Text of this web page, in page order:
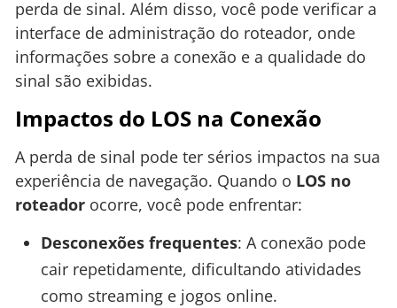
perda de sinal. Além disso, você pode verificar a
interface de administração do roteador, onde
informações sobre a conexão e a qualidade do
sinal são exibidas.
Impactos do LOS na Conexão
A perda de sinal pode ter sérios impactos na sua
experiência de navegação. Quando o LOS no
roteador ocorre, você pode enfrentar:
Desconexões frequentes: A conexão pode
cair repetidamente, dificultando atividades
como streaming e jogos online.